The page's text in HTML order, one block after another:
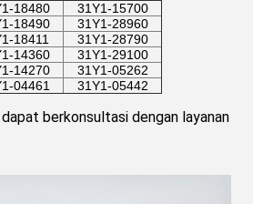
18480
31Y1-15700
18490
31Y1-28960
18411
31Y1-28790
14360
31Y1-29100
14270
31Y1-05262
04461 31Y1-05442
berkonsultasi dengan layanan